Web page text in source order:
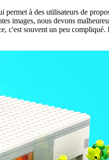
à des utilisateurs de
images, nous devons
souvent un peu